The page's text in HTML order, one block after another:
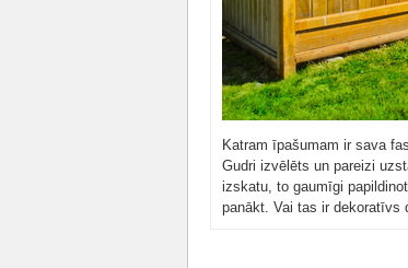
Katram īpašumam ir sava
Gudri izvēlēts un pareizi
izskatu, to gaumīgi
panākt. Vai tas ir dekoratīvs